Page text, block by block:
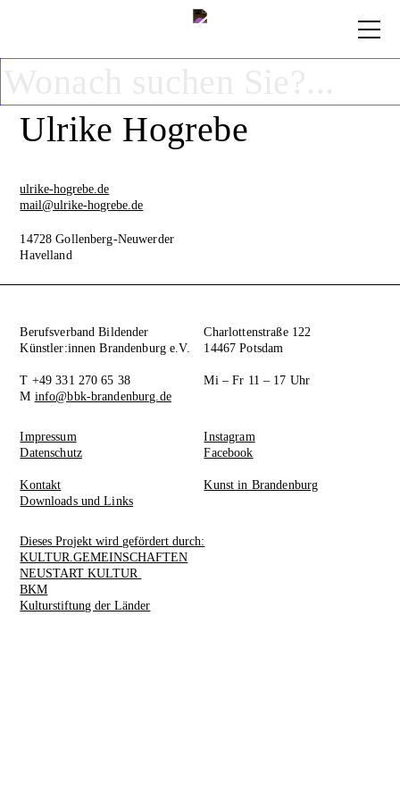
Ulrike Hogrebe
ulrike-hogrebe.de
mail@ulrike-hogrebe.de
14728 Gollenberg-Neuwerder
Havelland
Berufsverband Bildender
Künstler:innen Brandenburg e.V.
T +49 331 270 65 38
M info@bbk-brandenburg.de
Charlottenstraße 122
14467 Potsdam
Mi – Fr 11 – 17 Uhr
Impressum
Datenschutz
Kontakt
Downloads und Links
Instagram
Facebook
Kunst in Brandenburg
Dieses Projekt wird gefördert durch:
KULTUR.GEMEINSCHAFTEN
NEUSTART KULTUR
BKM
Kulturstiftung der Länder